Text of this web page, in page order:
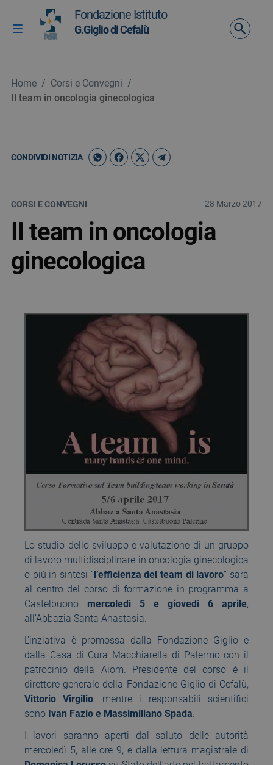
Vai ai contenuti
Vai al menu di navigazione
Vai al footer
Attiva / disattiva la navigazione
Fondazione Istituto
G.Giglio di Cefalù
Home / Corsi e Convegni /
Il team in oncologia ginecologica
CONDIVIDI NOTIZIA
CORSI E CONVEGNI 28 Marzo 2017
Il team in oncologia
ginecologica
Lo studio dello sviluppo e valutazione di un gruppo
di lavoro multidisciplinare in oncologia ginecologica
o più in sintesi “ l’efficienza del team di lavoro” sarà
al centro del corso di formazione in programma a
Castelbuono mercoledì 5 e giovedì 6 aprile,
all’Abbazia Santa Anastasia.
L’inziativa è promossa dalla Fondazione Giglio e
dalla Casa di Cura Macchiarella di Palermo con il
patrocinio della Aiom. Presidente del corso è il
direttore generale della Fondazione Giglio di Cefalù,
Vittorio Virgilio, mentre i responsabili scientifici
sono Ivan Fazio e Massimiliano Spada.
I lavori saranno aperti dal saluto delle autorità
mercoledì 5, alle ore 9, e dalla lettura magistrale di